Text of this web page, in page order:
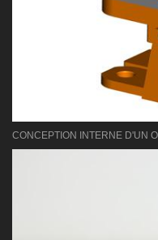
CONCEPTION INTERNE D'UN